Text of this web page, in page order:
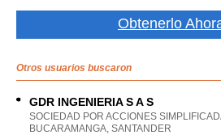
Obtenerlo
Otros usuarios buscaron
GDR INGENIERIA S A S
SOCIEDAD POR ACCIONES
BUCARAMANGA, SANTANDER